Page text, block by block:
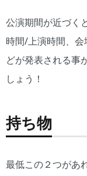
公演期間が近づく
時間/上演時間、
どが発表される事
しょう！
持ち物
最低この２つがあ